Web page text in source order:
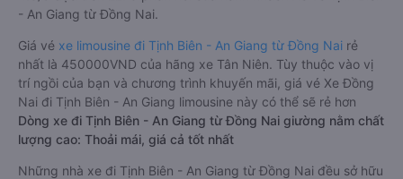
- An Giang từ Đồng Nai.
Giá vé xe limousine đi Tịnh Biên - An Giang từ Đồng Nai rẻ
nhất là 450000VND của hãng xe Tân Niên. Tùy thuộc vào vị
trí ngồi của bạn và chương trình khuyến mãi, giá vé Xe Đồng
Nai đi Tịnh Biên - An Giang limousine này có thể sẽ rẻ hơn
Dòng xe đi Tịnh Biên - An Giang từ Đồng Nai giường nằm chất
lượng cao: Thoải mái, giá cả tốt nhất
Những nhà xe đi Tịnh Biên - An Giang từ Đồng Nai đều sở hữu